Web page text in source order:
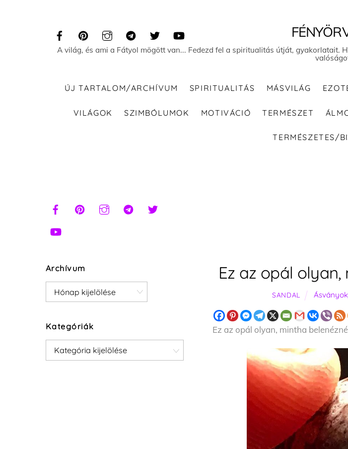
A világ, és ami a Fátyol mögött van... Fedezd fel a spiritualitás útját, gyakorlatait.
ÚJ TARTALOM/ARCHÍVUM SPIRITUALITÁS MÁSVILÁG
VILÁGOK SZIMBÓLUMOK MOTIVÁCIÓ TERMÉSZET
TERMÉSZETES/
Ez az opál
SANDAL
Ez az opál olyan, mintha
Archívum
Archívum
Kategóriák
Kategóriák